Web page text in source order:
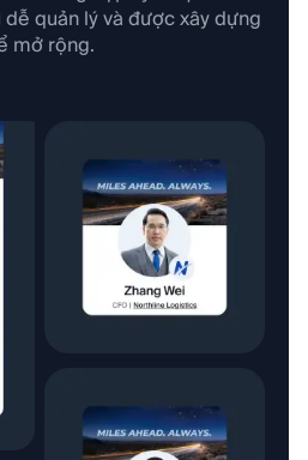
quản lý và được xây dựng
mở rộng.